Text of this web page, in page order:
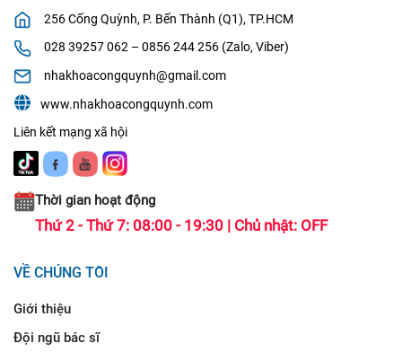
256 Cống Quỳnh, P. Bến Thành (Q1), TP.HCM
028 39257 062 – 0856 244 256 (Zalo, Viber)
nhakhoacongquynh@gmail.com
www.nhakhoacongquynh.com
Liên kết mạng xã hội
Thời gian hoạt động
Thứ 2 - Thứ 7: 08:00 - 19:30 | Chủ nhật: OFF
VỀ CHÚNG TÔI
Giới thiệu
Đội ngũ bác sĩ